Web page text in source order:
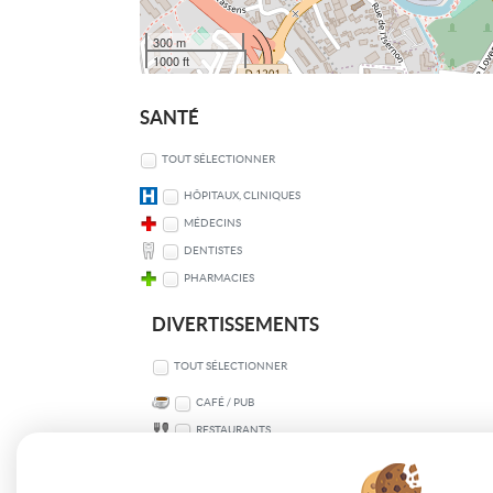
300 m
1000 ft
SANTÉ
TOUT SÉLECTIONNER
HÔPITAUX, CLINIQUES
MÉDECINS
DENTISTES
PHARMACIES
DIVERTISSEMENTS
TOUT SÉLECTIONNER
CAFÉ / PUB
RESTAURANTS